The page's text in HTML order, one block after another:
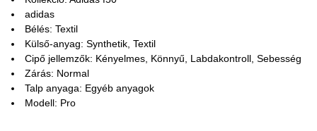
adidas
Bélés: Textil
Külső-anyag: Synthetik, Textil
Cipő jellemzők: Kényelmes, Könnyű, Labdakontroll, Sebesség
Zárás: Normal
Talp anyaga: Egyéb anyagok
Modell: Pro